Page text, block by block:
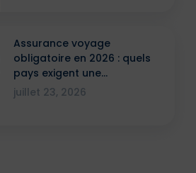
Assurance voyage
obligatoire en 2026 : quels
pays exigent une
attestation ?
juillet 23, 2026